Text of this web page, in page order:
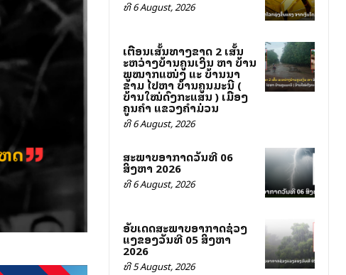
ທີ 6 August, 2026
ເຕືອນເສັ້ນທາງຂາດ 2 ເສັ້ນ
ລະຫວ່າງບ້ານຄູນເງິນ ຫາ ບ້ານ
ພູໝາກແໜ່ງ ແລະ ບ້ານນາ
ຂາມ ໄປຫາ ບ້ານຄູນມະນີ (
ບ້ານໃໝ່ດົງກະແສນ ) ເມືອງ
ຄູນຄຳ ແຂວງຄຳມ່ວນ
ທີ 6 August, 2026
ສະພາບອາກາດວັນທີ 06
ສິງຫາ 2026
ທີ 6 August, 2026
ອັບເດດສະພາບອາກາດຊ່ວງ
ແລງຂອງວັນທີ 05 ສິງຫາ
2026
ທີ 5 August, 2026